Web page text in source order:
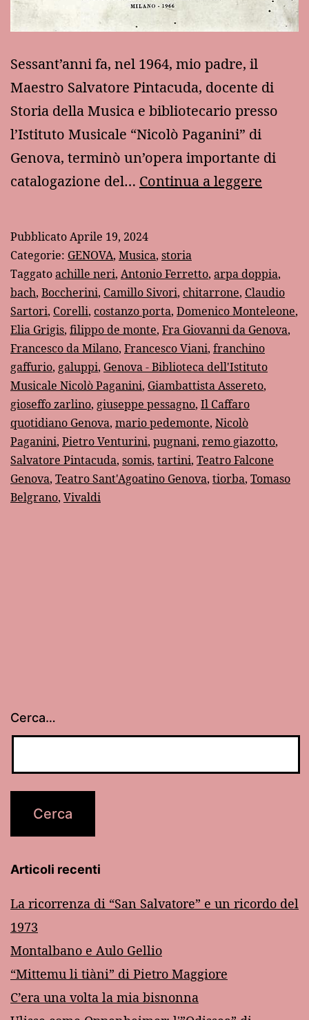
Sessant’anni fa, nel 1964, mio padre, il
Maestro Salvatore Pintacuda, docente di
Storia della Musica e bibliotecario presso
l’Istituto Musicale “Nicolò Paganini” di
Genova, terminò un’opera importante di
catalogazione del… Continua a leggere
PubblicatoAprile 19, 2024
Categorie: GENOVA, Musica, storia
Taggatoachille neri, Antonio Ferretto, arpa doppia,
bach, Boccherini, Camillo Sivori, chitarrone, Claudio
Sartori, Corelli, costanzo porta, Domenico Monteleone,
Elia Grigis, filippo de monte, Fra Giovanni da Genova,
Francesco da Milano, Francesco Viani, franchino
gaffurio, galuppi, Genova - Biblioteca dell'Istituto
Musicale Nicolò Paganini, Giambattista Assereto,
gioseffo zarlino, giuseppe pessagno, Il Caffaro
quotidiano Genova, mario pedemonte, Nicolò
Paganini, Pietro Venturini, pugnani, remo giazotto,
Salvatore Pintacuda, somis, tartini, Teatro Falcone
Genova, Teatro Sant'Agoatino Genova, tiorba, Tomaso
Belgrano, Vivaldi
Cerca…
Articoli recenti
La ricorrenza di “San Salvatore” e un ricordo del
1973
Montalbano e Aulo Gellio
“Mittemu li tiàni” di Pietro Maggiore
C’era una volta la mia bisnonna